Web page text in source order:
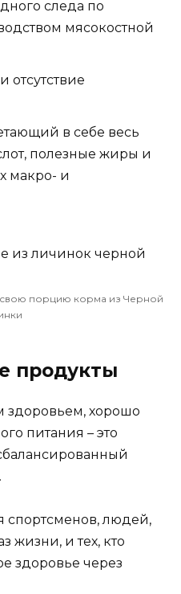
следа по
мясокостной
отсутствие
в себе весь
полезные жиры и
макро- и
порцию корма из Черной
продукты
здоровьем, хорошо
питания – это
спортсменов, людей,
жизни, и тех, кто
здоровье через